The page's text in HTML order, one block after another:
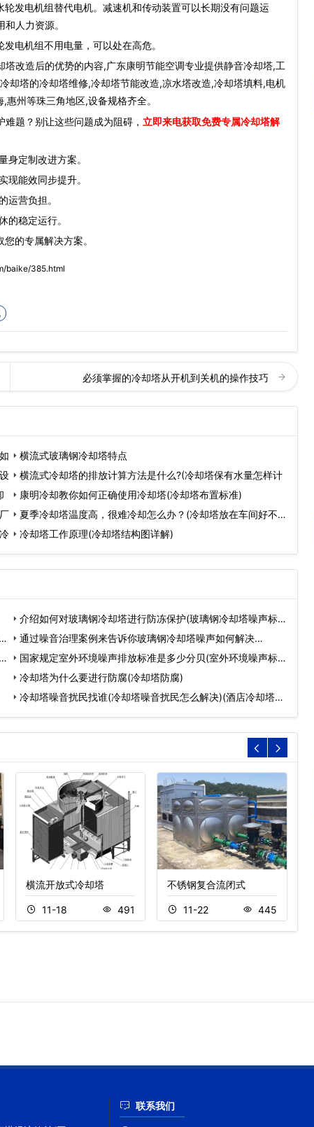
电机组替代电机。减速机和传动装置可以长期没有问题运
人力资源。
电机组不用电量，可以处在高危。
塔改造后的优势的内容,广东康明节能空调专业提供静音冷却塔,工
却塔的冷却塔维修,冷却塔节能改造,凉水塔改造,冷却塔填料,电机
州等珠三角地区,设备规格齐全。
题？别让这些问题成为阻碍， 立即来电获取免费专属冷却塔解
身定制改进方案。
现能效同步提升。
运营负担。
的稳定运行。
您的专属解决方案。
baike/385.html
必须掌握的冷却塔从开机到关机的操作技巧
横流式玻璃钢冷却塔特点
横流式冷却塔的排放计算方法是什么?(冷却塔保有水量怎样计
康明冷却教你如何正确使用冷却塔(冷却塔布置标准)
夏季冷却塔温度高，很难冷却怎么办？(冷却塔放在车间好不
好)冷却塔工作原理(冷却塔结构图详解)
介绍如何对玻璃钢冷却塔进行防冻保护(玻璃钢冷却塔噪声标
准…通过噪音治理案例来告诉你玻璃钢冷却塔噪声如何解决…
国家规定室外环境噪声排放标准是多少分贝(室外环境噪声标
准…冷却塔为什么要进行防腐(冷却塔防腐)
冷却塔噪音扰民找谁(冷却塔噪音扰民怎么解决)(酒店冷却塔
噪…
横流开放式冷却塔
11-18 491
不锈钢复合流闭式
11-22 445
联系我们